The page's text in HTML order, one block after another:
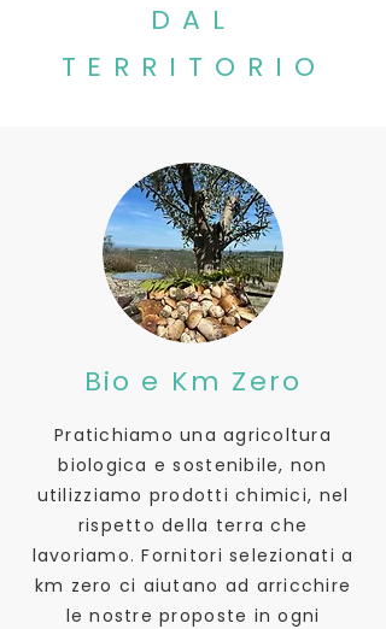
DAL
TERRITORIO
Bio e Km Zero
Pratichiamo una agricoltura
biologica e sostenibile, non
utilizziamo prodotti chimici, nel
rispetto della terra che
lavoriamo. Fornitori selezionati a
km zero ci aiutano ad arricchire
le nostre proposte in ogni